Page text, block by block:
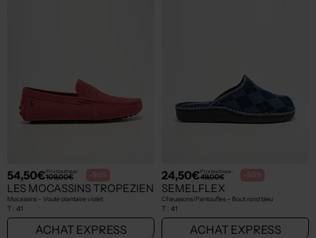
54,50€Prix boutique :
109,00€ -50%
LES MOCASSINS TROPEZIENS
Mocassins - Voute plantaire violet
T : 41
ACHAT EXPRESS
24,50€Prix boutique :
49,00€ -50%
SEMELFLEX
Chaussons/Pantoufles - Bout rond bleu
T : 41
ACHAT EXPRESS